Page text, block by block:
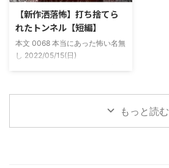
れた。要約するとこの前霊が見え
た時に必死に念じたら除霊できた
っていう話だった。その時数人で
い ...
【新作洒落怖】打ち捨てら
れたトンネル【短編】
本文 0068 本当にあった怖い名無
し 2022/05/15(日)
る。陸の孤島と呼ばれたその地区
と隣の市を繋ぐ林道として計画さ
もっと読む